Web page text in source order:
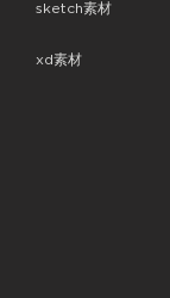
sketch素材
xd素材